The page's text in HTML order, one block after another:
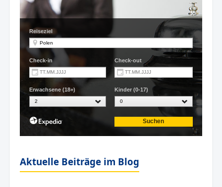
Aktuelle Beiträge im Blog